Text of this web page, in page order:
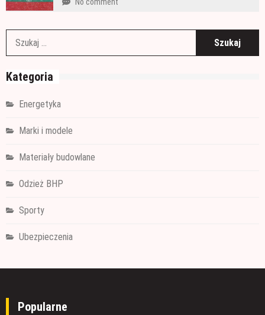
Kategoria
Energetyka
Marki i modele
Materiały budowlane
Odzież BHP
Sporty
Ubezpieczenia
Popularne